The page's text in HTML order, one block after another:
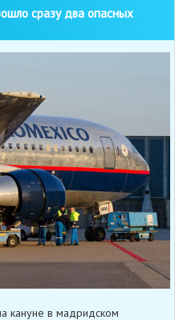
сразу два опасных
кануне в мадридском